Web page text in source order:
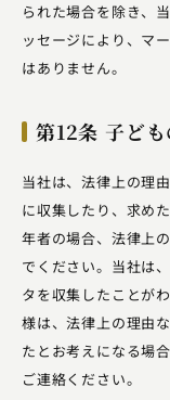
られた場合を除き、
ッセージにより、マ
はありません。
第12条 子ど
当社は、法律上の理
に収集したり、求め
年者の場合、法律上
でください。当社は
タを収集したことが
様は、法律上の理由
たとお考えになる場
ご連絡ください。